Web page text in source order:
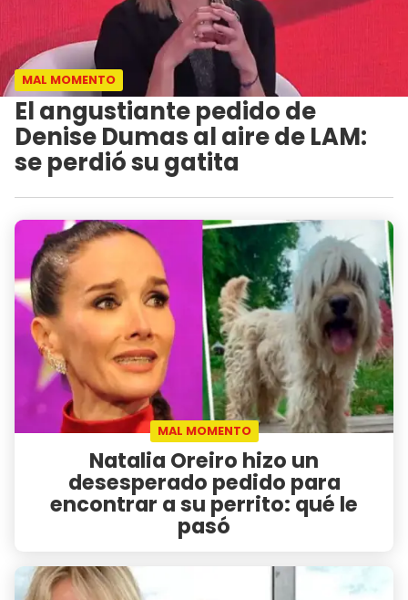
MAL MOMENTO
El angustiante pedido de
Denise Dumas al aire de LAM:
se perdió su gatita
MAL MOMENTO
Natalia Oreiro hizo un
desesperado pedido para
encontrar a su perrito: qué le
pasó